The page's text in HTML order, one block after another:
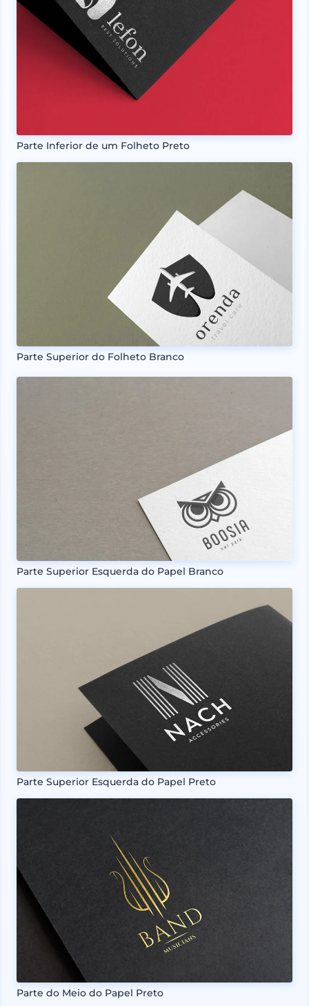
Parte Inferior de um Folheto Preto
Parte Superior do Folheto Branco
Parte Superior Esquerda do Papel Branco
Parte Superior Esquerda do Papel Preto
Parte do Meio do Papel Preto